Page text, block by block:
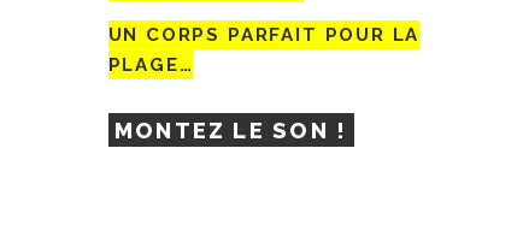
UN CORPS PARFAIT POUR LA
PLAGE…
MONTEZ LE SON !